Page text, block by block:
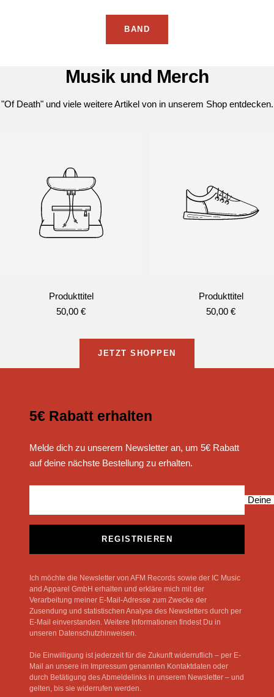
BAND
Musik und Merch
"Of Death" und viele weitere Artikel von in unserem Shop entdecken.
Produkttitel
Angebotspreis
50,00 €
Produkttitel
Angebotspreis
50,00 €
JETZT SHOPPEN
5€ Rabatt erhalten
Melde dich zu unserem Newsletter an, um 5€ Rabatt
auf deine nächste Bestellung zu erhalten.
Deine
REGISTRIEREN
Ich möchte die Newsletter von AFM Records sowie der IC Music
and Apparel GmbH erhalten und erkläre mich mit der
Verarbeitung meiner E-Mail-Adresse zum Zwecke der
Zusendung und statistischen Analyse des Newsletters durch per
E-Mail einverstanden. Weitere Informationen findest Du in
unseren Datenschutzhinweisen.
Die Einwilligung ist jederzeit für die Zukunft widerruflich – per E-
Mail an unsere im Impressum genannten Kontaktdaten oder
durch Betätigung des Abmeldelinks in unserem Newsletter – und
gelten, bis sie widerrufen werden.